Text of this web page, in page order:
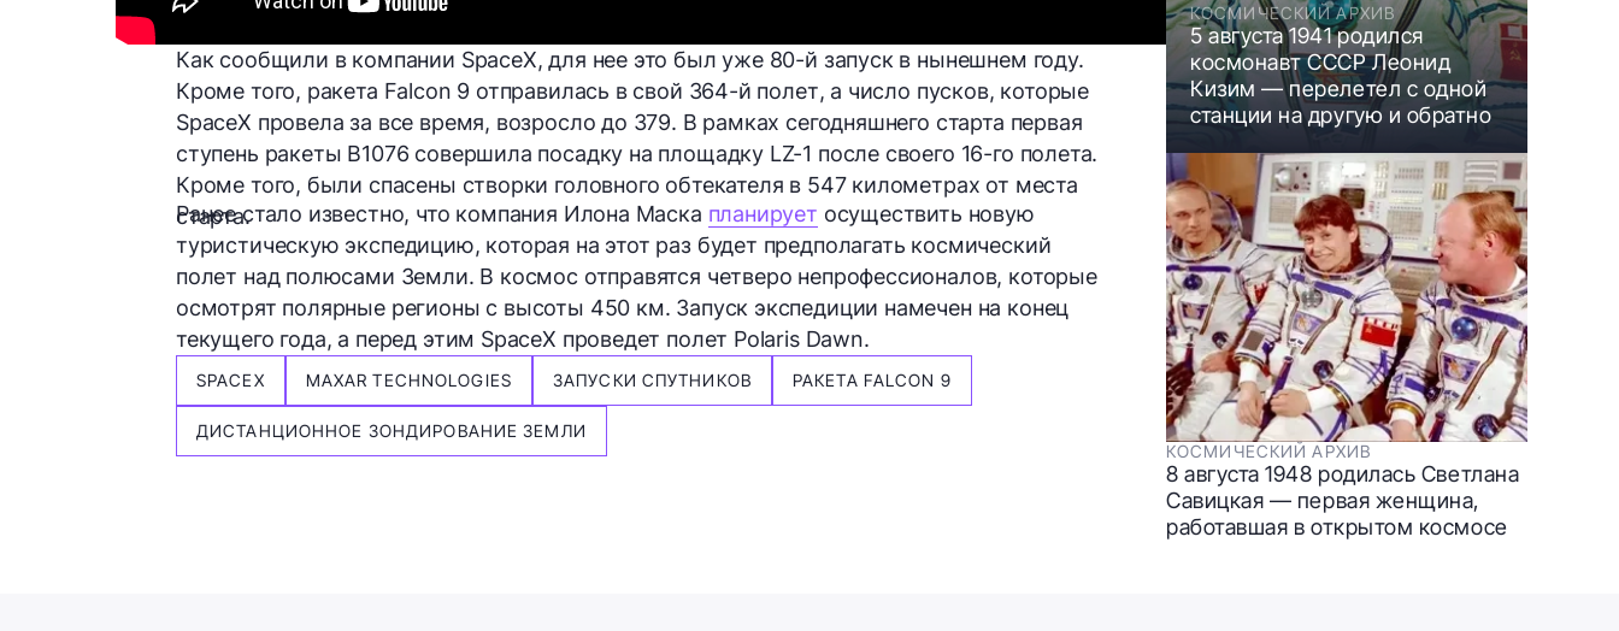
Как сообщили в компании SpaceX, для нее это был уже 80-й запуск в нынешнем году.
Кроме того, ракета Falcon 9 отправилась в свой 364-й полет, а число пусков, которые
SpaceX провела за все время, возрослодо 379. В рамках сегодняшнего старта первая
ступень ракеты B1076 совершила посадку на площадку LZ-1 после своего 16-го полета.
Кроме того, были спасены створки головного обтекателя в 547 километрах от места
старта.
Ранее стало известно, что компания Илона Маска планирует осуществить новую
туристическую экспедицию, которая на этот раз будет предполагать космический
полет над полюсами Земли. В космос отправятся четверо непрофессионалов, которые
осмотрят полярные регионы с высоты 450 км. Запуск экспедиции намечен на конец
текущего года, а перед этим SpaceX проведет полет Polaris Dawn.
SPACEX MAXAR TECHNOLOGIES ЗАПУСКИ СПУТНИКОВ РАКЕТА FALCON 9
ДИСТАНЦИОННОЕ ЗОНДИРОВАНИЕ ЗЕМЛИ
КОСМИЧЕСКИЙ АРХИВ
5 августа 1941 родился
космонавт СССР Леонид
Кизим — перелетел с одной
станции на другую и обратно
КОСМИЧЕСКИЙ АРХИВ
8 августа 1948 родилась Светлана
Савицкая — первая женщина,
работавшая в открытом космосе